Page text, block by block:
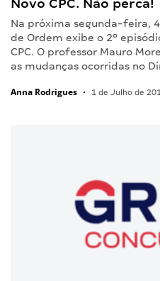
Na próxima segunda-feira,
de Ordem exibe o 2º
CPC. O professor Mauro
as mudanças ocorridas no
Anna Rodrigues • 1 de Julho de